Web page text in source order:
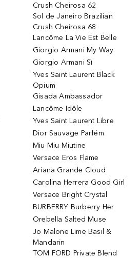
Crush Cheirosa 62
Sol de Janeiro Brazilian
Crush Cheirosa 68
Lancôme La Vie Est Belle
Giorgio Armani My Way
Giorgio Armani Sì
Yves Saint Laurent Black
Opium
Gisada Ambassador
Lancôme Idôle
Yves Saint Laurent Libre
Dior Sauvage Parfém
Miu Miu Miutine
Versace Eros Flame
Ariana Grande Cloud
Carolina Herrera Good Girl
Versace Bright Crystal
BURBERRY Burberry Her
Orebella Salted Muse
Jo Malone Lime Basil &
Mandarin
TOM FORD Private Blend